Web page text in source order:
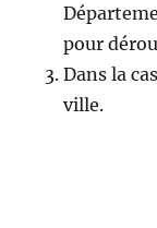
pour
Dans la
ville.